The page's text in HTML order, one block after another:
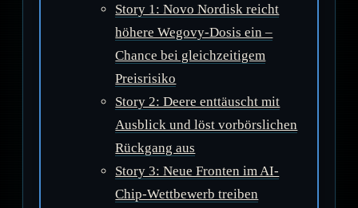
Story 1: Novo Nordisk reicht
höhere Wegovy-Dosis ein –
Chance bei gleichzeitigem
Preisrisiko
Story 2: Deere enttäuscht mit
Ausblick und löst vorbörslichen
Rückgang aus
Story 3: Neue Fronten im AI-
Chip-Wettbewerb treiben